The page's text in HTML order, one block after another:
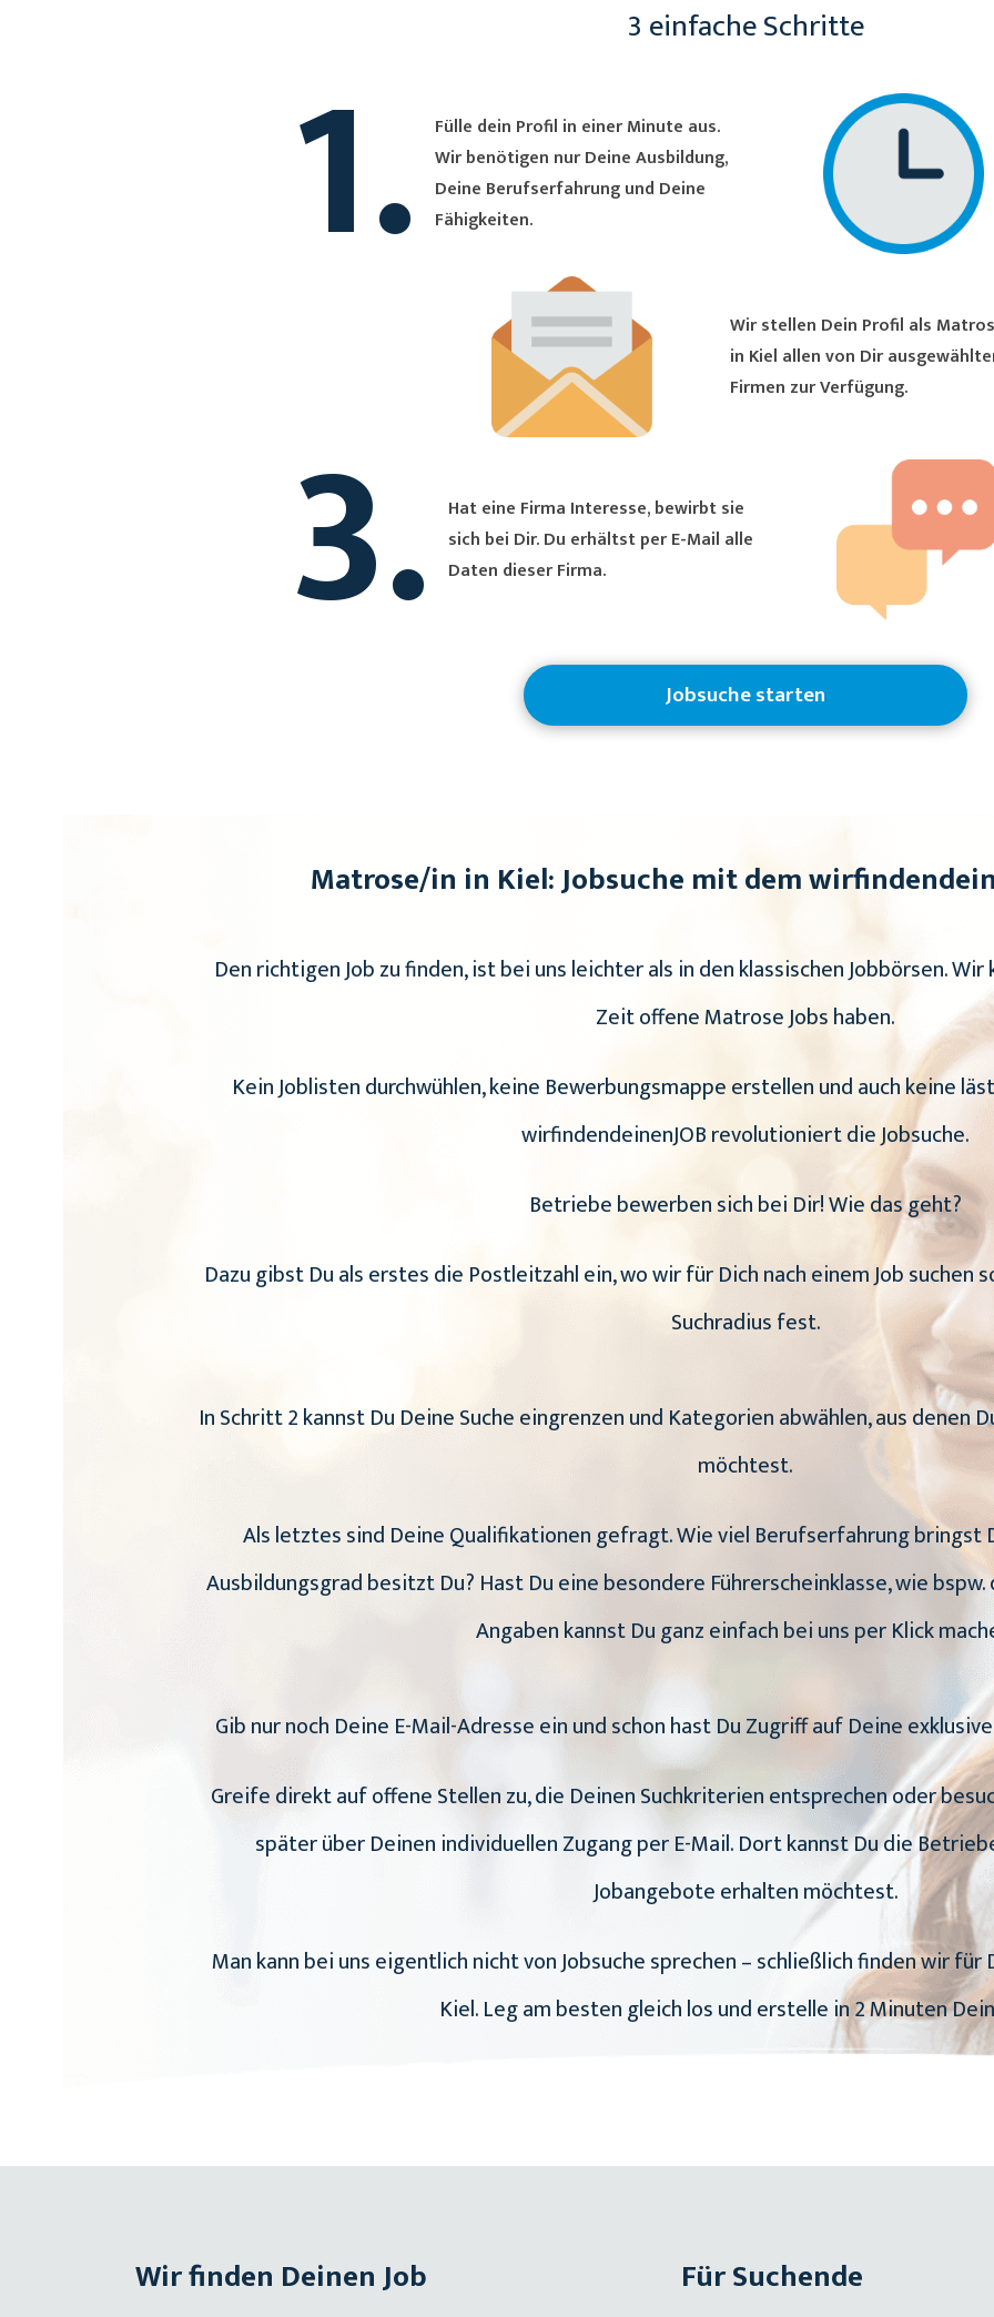
3 einfache Schritte
1.
Fülle dein Profil in einer Minute aus.
Wir benötigen nur Deine Ausbildung,
Deine Berufserfahrung und Deine
Fähigkeiten.
Wir stellen Dein Profil als Matrose/in
in Kiel allen von Dir ausgewählten
Firmen zur Verfügung.
3.
Hat eine Firma Interesse, bewirbt sie
sich bei Dir. Du erhältst per E-Mail alle
Daten dieser Firma.
Jobsuche starten
Matrose/in in Kiel: Jobsuche mit dem
Den richtigen Job zu finden, ist bei uns leichter als in den klassischen Jobbörsen.
Zeit offene Matrose Jobs haben.
Kein Joblisten durchwühlen, keine Bewerbungsmappe erstellen und auch keine
wirfindendeinenJOB revolutioniert die Jobsuche.
Betriebe bewerben sich bei Dir! Wie das geht?
Dazu gibst Du als erstes die Postleitzahl ein, wo wir für Dich nach einem Job suchen
Suchradius fest.
In Schritt 2 kannst Du Deine Suche eingrenzen und Kategorien abwählen, aus denen
möchtest.
Als letztes sind Deine Qualifikationen gefragt. Wie viel Berufserfahrung bringst
Ausbildungsgrad besitzt Du? Hast Du eine besondere Führerscheinklasse, wie
Angaben kannst Du ganz einfach bei uns per Klick
Gib nur noch Deine E-Mail-Adresse ein und schon hast Du Zugriff auf Deine
Greife direkt auf offene Stellen zu, die Deinen Suchkriterien entsprechen oder
später über Deinen individuellen Zugang per E-Mail. Dort kannst Du die
Jobangebote erhalten möchtest.
Man kann bei uns eigentlich nicht von Jobsuche sprechen – schließlich finden wir
Kiel. Leg am besten gleich los und erstelle in 2 Minuten
Wir finden Deinen Job Für Suchende